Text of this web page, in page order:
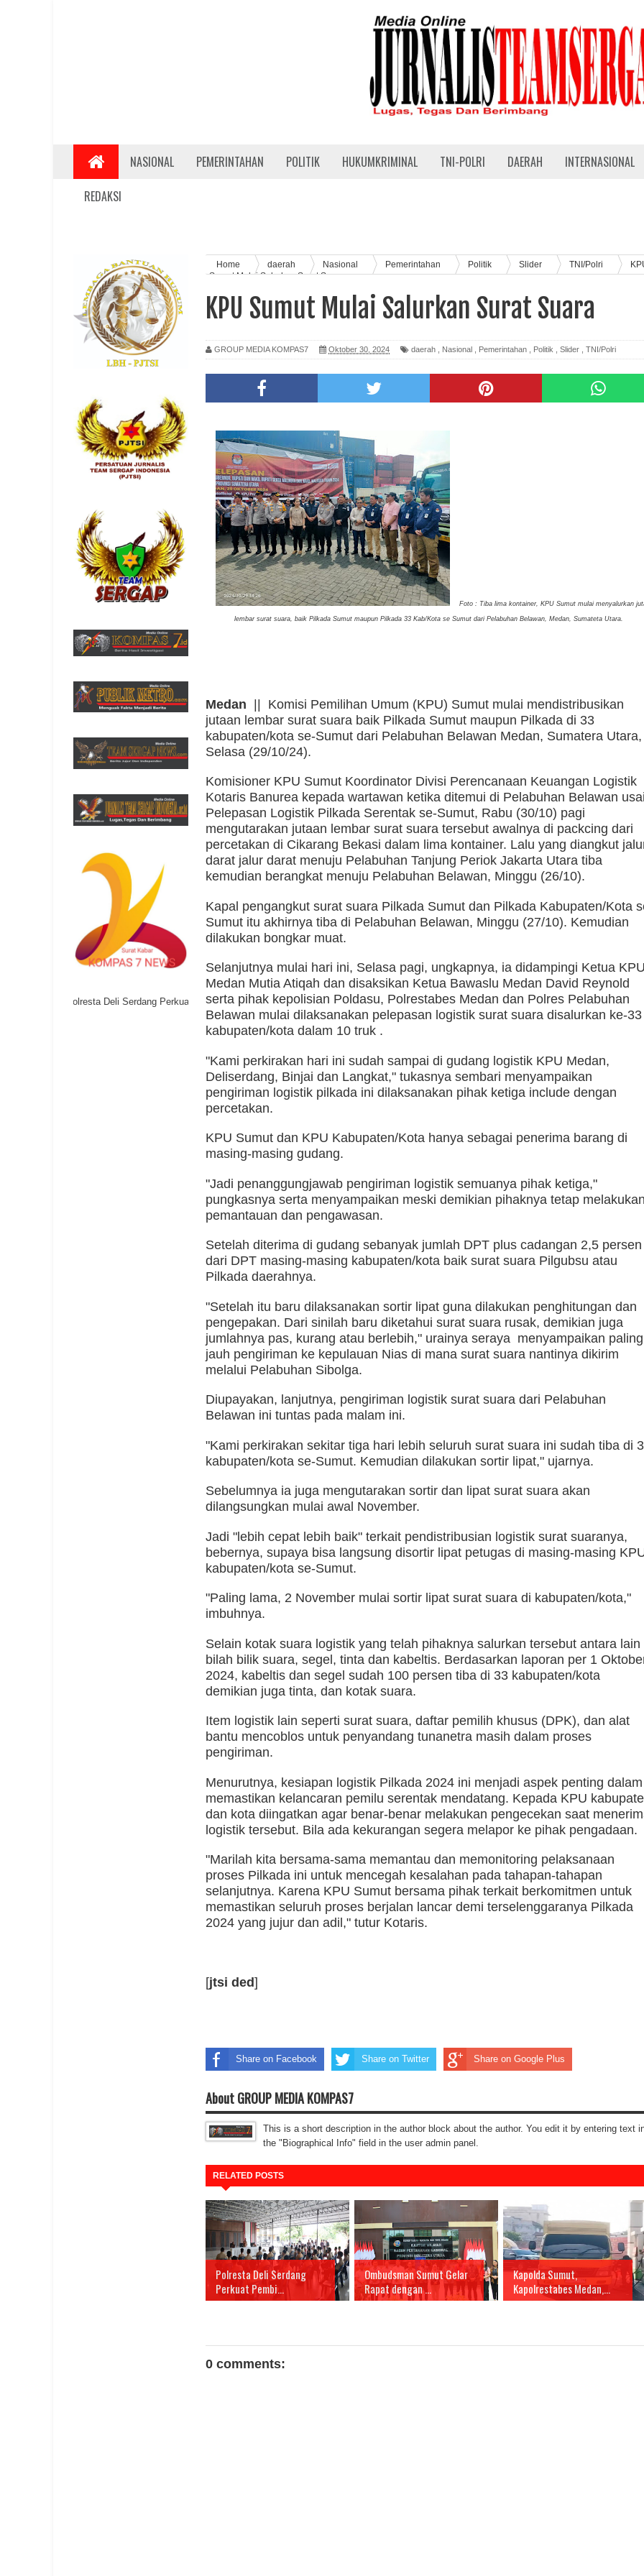
NASIONAL PEMERINTAHAN POLITIK HUKUMKRIMINAL TNI-POLRI DAERAH
INTERNASIONAL
REDAKSI
Polresta Deli Serdang Perkuat Pembinaan Pelajar untuk Cegah Keterlibatan dalam Aksi Geng Motor Ombudsman Sumut Gelar Rapat dengan
Home daerah Nasional Pemerintahan Politik Slider TNI/Polri
Sumut Mulai Salurkan Surat Suara
KPU Sumut Mulai Salurkan Surat Suara
GROUP MEDIA KOMPAS7 Oktober 30, 2024 daerah Nasional Pemerintahan Politik Slider TNI/Polri
Foto : Tiba lima kontainer, KPU Sumut mulai menyalurkan
lembar surat suara, baik Pilkada Sumut maupun Pilkada 33 Kab/Kota se Sumut dari Pelabuhan Belawan, Medan, Sumateta Utara.
Medan || Komisi Pemilihan Umum (KPU) Sumut mulai mendistribusikan
jutaan lembar surat suara baik Pilkada Sumut maupun Pilkada di 33
kabupaten/kota se-Sumut dari Pelabuhan Belawan Medan, Sumatera Utara,
Selasa (29/10/24).
Komisioner KPU Sumut Koordinator Divisi Perencanaan Keuangan Logistik
Kotaris Banurea kepada wartawan ketika ditemui di Pelabuhan Belawan
Pelepasan Logistik Pilkada Serentak se-Sumut, Rabu (30/10) pagi
mengutarakan jutaan lembar surat suara tersebut awalnya di packcing dari
percetakan di Cikarang Bekasi dalam lima kontainer. Lalu yang diangkut
darat jalur darat menuju Pelabuhan Tanjung Periok Jakarta Utara tiba
kemudian berangkat menuju Pelabuhan Belawan, Minggu (26/10).
Kapal pengangkut surat suara Pilkada Sumut dan Pilkada Kabupaten/Kota
Sumut itu akhirnya tiba di Pelabuhan Belawan, Minggu (27/10). Kemudian
dilakukan bongkar muat.
Selanjutnya mulai hari ini, Selasa pagi, ungkapnya, ia didampingi Ketua
Medan Mutia Atiqah dan disaksikan Ketua Bawaslu Medan David Reynold
serta pihak kepolisian Poldasu, Polrestabes Medan dan Polres Pelabuhan
Belawan mulai dilaksanakan pelepasan logistik surat suara disalurkan ke-33
kabupaten/kota dalam 10 truk .
"Kami perkirakan hari ini sudah sampai di gudang logistik KPU Medan,
Deliserdang, Binjai dan Langkat," tukasnya sembari menyampaikan
pengiriman logistik pilkada ini dilaksanakan pihak ketiga include dengan
percetakan.
KPU Sumut dan KPU Kabupaten/Kota hanya sebagai penerima barang di
masing-masing gudang.
"Jadi penanggungjawab pengiriman logistik semuanya pihak ketiga,"
pungkasnya serta menyampaikan meski demikian pihaknya tetap
pemantauan dan pengawasan.
Setelah diterima di gudang sebanyak jumlah DPT plus cadangan 2,5 persen
dari DPT masing-masing kabupaten/kota baik surat suara Pilgubsu atau
Pilkada daerahnya.
"Setelah itu baru dilaksanakan sortir lipat guna dilakukan penghitungan dan
pengepakan. Dari sinilah baru diketahui surat suara rusak, demikian juga
jumlahnya pas, kurang atau berlebih," urainya seraya menyampaikan paling
jauh pengiriman ke kepulauan Nias di mana surat suara nantinya dikirim
melalui Pelabuhan Sibolga.
Diupayakan, lanjutnya, pengiriman logistik surat suara dari Pelabuhan
Belawan ini tuntas pada malam ini.
"Kami perkirakan sekitar tiga hari lebih seluruh surat suara ini sudah tiba di
kabupaten/kota se-Sumut. Kemudian dilakukan sortir lipat," ujarnya.
Sebelumnya ia juga mengutarakan sortir dan lipat surat suara akan
dilangsungkan mulai awal November.
Jadi "lebih cepat lebih baik" terkait pendistribusian logistik surat suaranya,
bebernya, supaya bisa langsung disortir lipat petugas di masing-masing
kabupaten/kota se-Sumut.
"Paling lama, 2 November mulai sortir lipat surat suara di kabupaten/kota,"
imbuhnya.
Selain kotak suara logistik yang telah pihaknya salurkan tersebut antara lain
bilah bilik suara, segel, tinta dan kabeltis. Berdasarkan laporan per 1
2024, kabeltis dan segel sudah 100 persen tiba di 33 kabupaten/kota
demikian juga tinta, dan kotak suara.
Item logistik lain seperti surat suara, daftar pemilih khusus (DPK), dan alat
bantu mencoblos untuk penyandang tunanetra masih dalam proses
pengiriman.
Menurutnya, kesiapan logistik Pilkada 2024 ini menjadi aspek penting dalam
memastikan kelancaran pemilu serentak mendatang. Kepada KPU
dan kota diingatkan agar benar-benar melakukan pengecekan saat
logistik tersebut. Bila ada kekurangan segera melapor ke pihak pengadaan.
"Marilah kita bersama-sama memantau dan memonitoring pelaksanaan
proses Pilkada ini untuk mencegah kesalahan pada tahapan-tahapan
selanjutnya. Karena KPU Sumut bersama pihak terkait berkomitmen untuk
memastikan seluruh proses berjalan lancar demi terselenggaranya Pilkada
2024 yang jujur dan adil," tutur Kotaris.
[jtsi ded]
Share on Facebook Share on Twitter Share on Google Plus
About GROUP MEDIA KOMPAS7
This is a short description in the author block about the author. You edit it by entering text
the "Biographical Info" field in the user admin panel.
RELATED POSTS
Polresta Deli Serdang
Perkuat Pembi...
Ombudsman Sumut Gelar
Rapat dengan ...
Kapolda Sumut,
Kapolrestabes Medan,...
0 comments: